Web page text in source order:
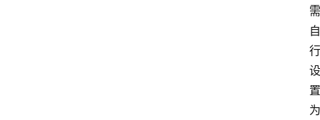
需
自
行
设
置
为